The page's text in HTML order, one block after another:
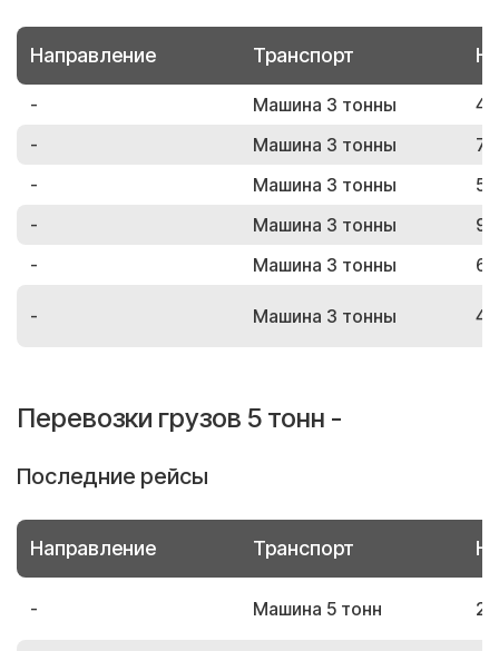
Направление Транспорт
- Машина 3 тонны
-
Машина 3 тонны
-
Машина 3 тонны
-
Машина 3 тонны
-
Машина 3 тонны
- Машина 3 тонны
Перевозки грузов 5 тонн -
Последние рейсы
Направление Транспорт
- Машина 5 тонн